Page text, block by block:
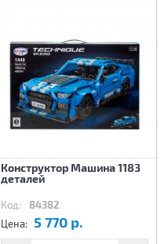
Конструктор Машина 1183
деталей
Код: 84382
Цена: 5 770 р.